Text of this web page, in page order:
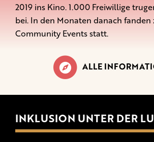
2019 ins Kino. 1.000 Freiwillige
bei. In den Monaten danach fanden
Community Events statt.
ALLE
INKLUSION UNTER DER